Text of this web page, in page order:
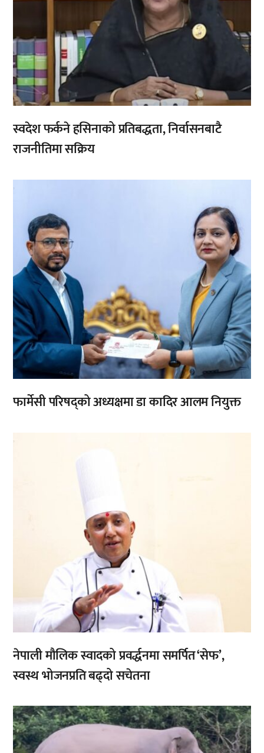
स्वदेश फर्कने हसिनाको प्रतिबद्धता, निर्वासनबाटै
राजनीतिमा सक्रिय
,
फार्मेसी परिषद्को अध्यक्षमा डा कादिर आलम नियुक्त
,
नेपाली मौलिक स्वादको प्रवर्द्धनमा समर्पित ‘सेफ’,
स्वस्थ भोजनप्रति बढ्दो सचेतना
,